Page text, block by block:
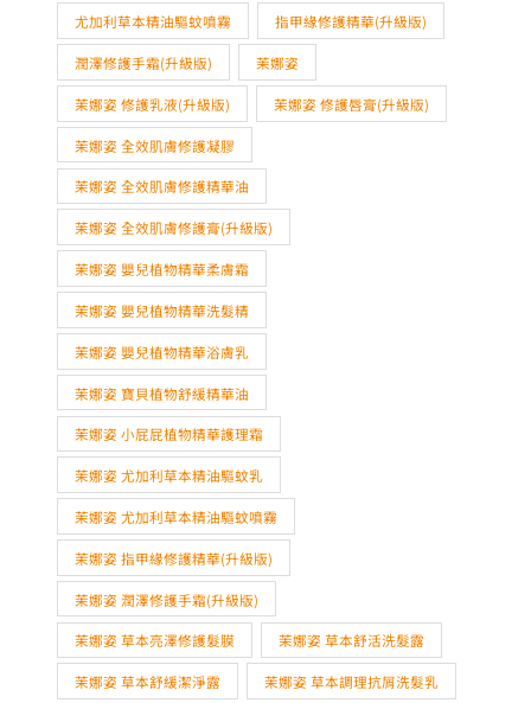
尤加利草本精油驅蚊噴霧 指甲緣修護精華(升級版)
潤澤修護手霜(升級版) 茉娜姿
茉娜姿 修護乳液(升級版) 茉娜姿 修護唇膏(升級版)
茉娜姿 全效肌膚修護凝膠
茉娜姿 全效肌膚修護精華油
茉娜姿 全效肌膚修護膏(升級版)
茉娜姿 嬰兒植物精華柔膚霜
茉娜姿 嬰兒植物精華洗髮精
茉娜姿 嬰兒植物精華浴膚乳
茉娜姿 寶貝植物舒緩精華油
茉娜姿 小屁屁植物精華護理霜
茉娜姿 尤加利草本精油驅蚊乳
茉娜姿 尤加利草本精油驅蚊噴霧
茉娜姿 指甲緣修護精華(升級版)
茉娜姿 潤澤修護手霜(升級版)
茉娜姿 草本亮澤修護髮膜 茉娜姿 草本舒活洗髮露
茉娜姿 草本舒緩潔淨露 茉娜姿 草本調理抗屑洗髮乳